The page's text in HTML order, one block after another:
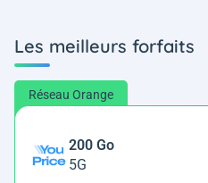
Les meilleurs forfaits
Réseau Orange
200 Go
5G